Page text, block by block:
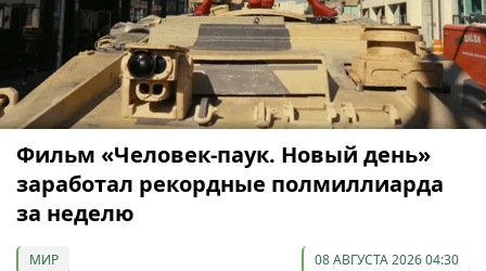
Фильм «Человек-паук. Новый день»
заработал рекордные полмиллиарда
за неделю
МИР 08 АВГУСТА 2026 04:30